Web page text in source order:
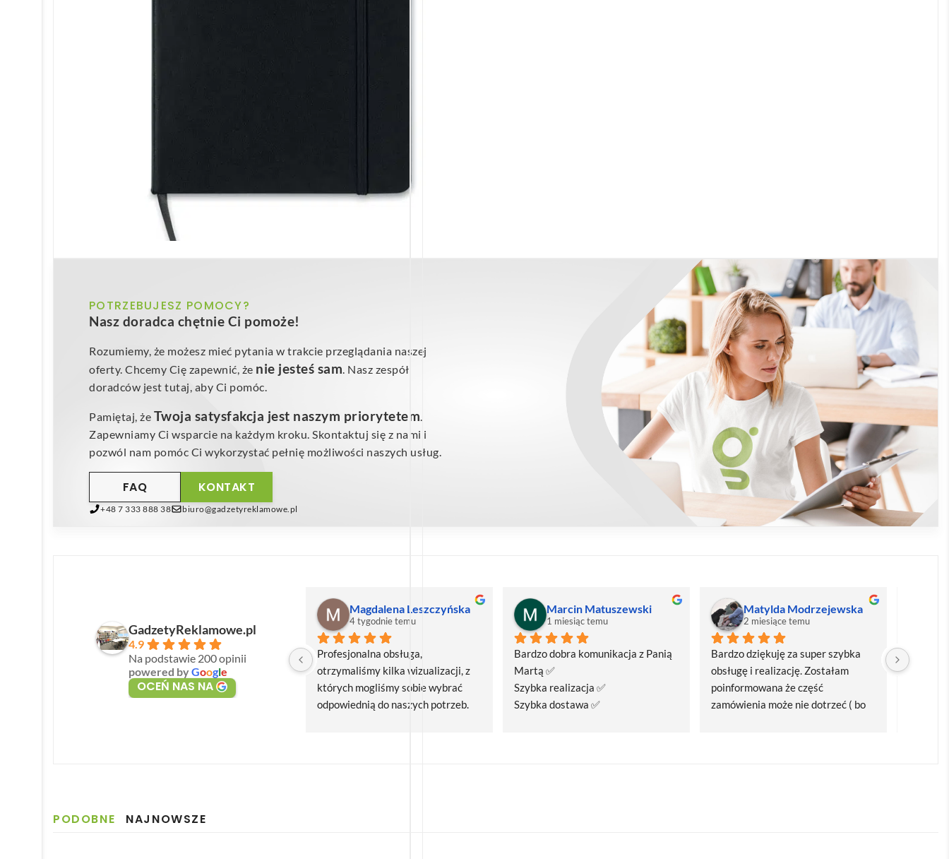
POTRZEBUJESZ POMOCY?
Nasz doradca chętnie Ci pomoże!
Rozumiemy, że możesz mieć pytania w trakcie przeglądania naszej
oferty. Chcemy Cię zapewnić, że nie jesteś sam. Nasz zespół
doradców jest tutaj, aby Ci pomóc.
Pamiętaj, że Twoja satysfakcja jest naszym priorytetem.
Zapewniamy Ci wsparcie na każdym kroku. Skontaktuj się z nami i
pozwól nam pomóc Ci wykorzystać pełnię możliwości naszych usług.
KONTAKT
FAQ
+48 7 333 888 38 biuro@gadzetyreklamowe.pl
GadzetyReklamowe.pl
4.9
Na podstawie 200 opinii
powered byGoogle
OCEŃ NAS NA
Magdalena Leszczyńska
4 tygodnie temu
Profesjonalna obsługa,
otrzymaliśmy kilka wizualizacji, z
których mogliśmy sobie wybrać
odpowiednią do naszych potrzeb.
Marcin Matuszewski
1 miesiąc temu
Bardzo dobra komunikacja z Panią
Martą ✅
Szybka realizacja ✅
Szybka dostawa ✅
Matylda Modrzejewska
2 miesiące temu
Bardzo dziękuję za super szybka
obsługę i realizację. Zostałam
poinformowana że część
zamówienia może nie dotrzeć ( bo
Bardzo
PODOBNE NAJNOWSZE